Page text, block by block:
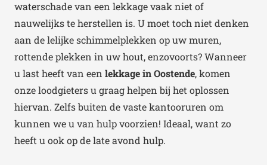
waterschade van een lekkage vaak niet of
nauwelijks te herstellen is. U moet toch niet denken
aan de lelijke schimmelplekken op uw muren,
rottende plekken in uw hout, enzovoorts? Wanneer
u last heeft van een lekkage in Oostende, komen
onze loodgieters u graag helpen bij het oplossen
hiervan. Zelfs buiten de vaste kantooruren om
kunnen we u van hulp voorzien! Ideaal, want zo
heeft u ook op de late avond hulp.